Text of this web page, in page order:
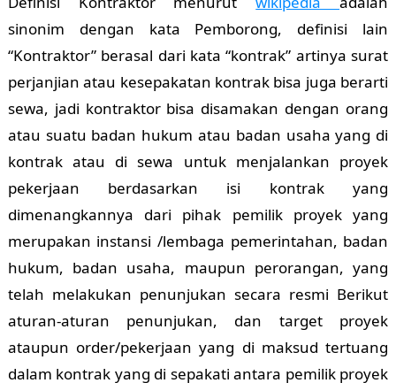
sinonim dengan kata Pemborong, definisi lain
“Kontraktor” berasal dari kata “kontrak” artinya surat
perjanjian atau kesepakatan kontrak bisa juga berarti
sewa, jadi kontraktor bisa disamakan dengan orang
atau suatu badan hukum atau badan usaha yang di
kontrak atau di sewa untuk menjalankan proyek
pekerjaan berdasarkan isi kontrak yang
dimenangkannya dari pihak pemilik proyek yang
merupakan instansi /lembaga pemerintahan, badan
hukum, badan usaha, maupun perorangan, yang
telah melakukan penunjukan secara resmi Berikut
aturan-aturan penunjukan, dan target proyek
ataupun order/pekerjaan yang di maksud tertuang
dalam kontrak yang di sepakati antara pemilik proyek